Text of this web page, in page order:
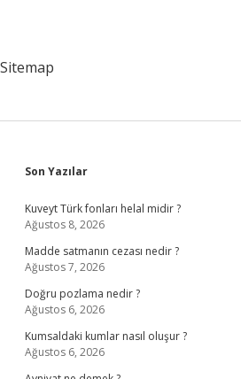
Sitemap
Sidebar
Son Yazılar
Kuveyt Türk fonları helal midir ?
Ağustos 8, 2026
Madde satmanın cezası nedir ?
Ağustos 7, 2026
Doğru pozlama nedir ?
Ağustos 6, 2026
Kumsaldaki kumlar nasıl oluşur ?
Ağustos 6, 2026